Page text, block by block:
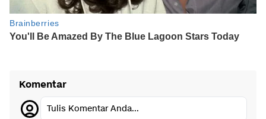
Komentar
Tulis Komentar Anda...